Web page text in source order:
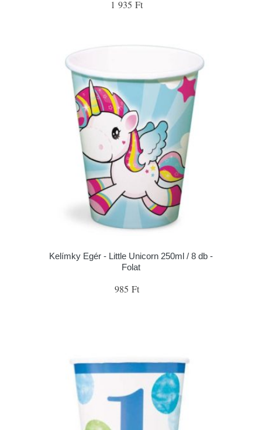
1 935 Ft
Kelímky Egér - Little Unicorn 250ml / 8 db -
Folat
985 Ft